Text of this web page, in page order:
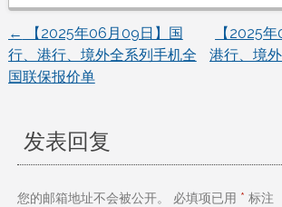
文
章
导
航
←
【2025年06月09日】国
行、港行、境外全系列手机全
国联保报价单
【2025
港行、境
发表回复
您的邮箱地址不会被公开。 必填项已用 * 标注